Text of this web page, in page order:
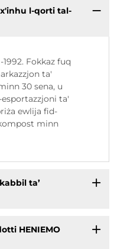
l-qorti tal-
Fokkaz fuq
ta'
30 sena, u
ta'
ewlija fid-
minn
ta’
HENIEMO